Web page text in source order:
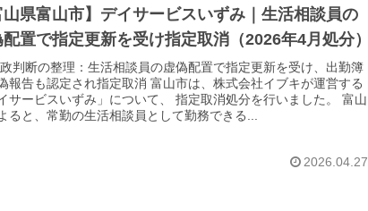
県富山市】デイサービスいずみ｜生活相談員の
置で指定更新を受け指定取消（2026年4月処分）
判断の整理：生活相談員の虚偽配置で指定更新を受け、出勤簿
報告も認定され指定取消 富山市は、株式会社イブキが運営する
サービスいずみ」について、 指定取消処分を行いました。 富山
ると、常勤の生活相談員として勤務できる...
2026.04.27